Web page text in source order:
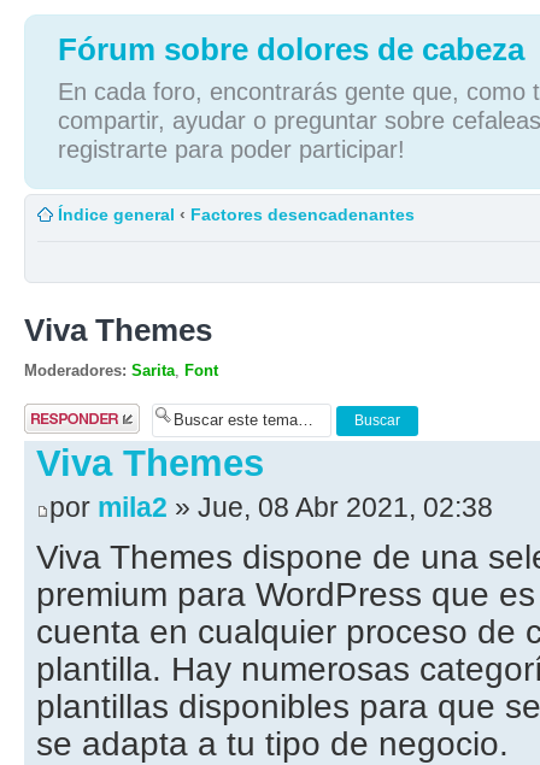
Fórum sobre dolores de cabeza
En cada foro, encontrarás gente que, como
compartir, ayudar o preguntar sobre
registrarte para poder participar!
Índice general ‹ Factores desencadenantes
Viva Themes
Moderadores: Sarita Font
Publicar una
respuesta
Viva Themes
por mila2 » Jue, 08 Abr 2021, 02:38
Viva Themes dispone de una
premium para WordPress que
cuenta en cualquier proceso de
plantilla. Hay numerosas
plantillas disponibles para que
se adapta a tu tipo de negocio.